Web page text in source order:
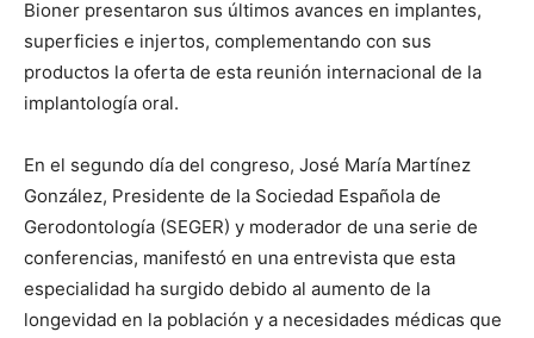
Bioner presentaron sus últimos avances en implantes,
superficies e injertos, complementando con sus
productos la oferta de esta reunión internacional de la
implantología oral.
En el segundo día del congreso, José María Martínez
González, Presidente de la Sociedad Española de
Gerodontología (SEGER) y moderador de una serie de
conferencias, manifestó en una entrevista que esta
especialidad ha surgido debido al aumento de la
longevidad en la población y a necesidades médicas que